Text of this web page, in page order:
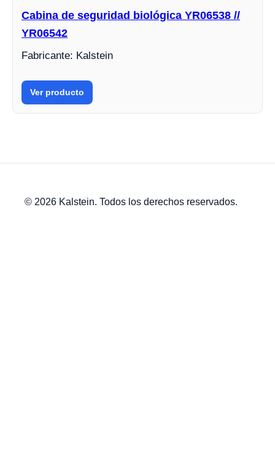
Cabina de seguridad biológica YR06538 //
YR06542
Fabricante: Kalstein
Ver producto
© 2026 Kalstein. Todos los derechos reservados.